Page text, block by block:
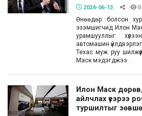
2024-06-13
Өнөөдөр болсон
эзэмшигчид Илон
урамшууллыг
автомашин
Техас муж руу
Маск мэдэгджээ.
Илон Маск
айлчлах үеэрээ
туршилтыг